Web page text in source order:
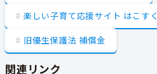
楽しい子育て応援サイト はこすく
旧優生保護法 補償金
関連リンク